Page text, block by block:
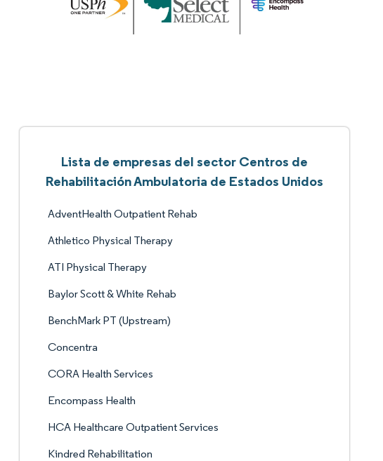
Lista de empresas del sector Centros de
Rehabilitación Ambulatoria de Estados Unidos
AdventHealth Outpatient Rehab
Athletico Physical Therapy
ATI Physical Therapy
Baylor Scott & White Rehab
BenchMark PT (Upstream)
Concentra
CORA Health Services
Encompass Health
HCA Healthcare Outpatient Services
Kindred Rehabilitation